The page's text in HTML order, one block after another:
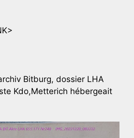
Bitburg, dossier LHA
Kdo,Metterich hébergeait